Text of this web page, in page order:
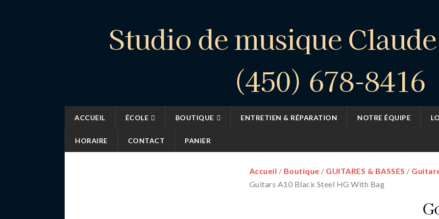
Studio de musique
(450) 678-8416
ACCUEIL ÉCOLE BOUTIQUE ENTRETIEN & RÉPARATION NOTRE ÉQUIPE
HORAIRE CONTACT PANIER
Accueil / Boutique / GUITARES & BASSES /
Guitars A10 Black Steel HG With Bag